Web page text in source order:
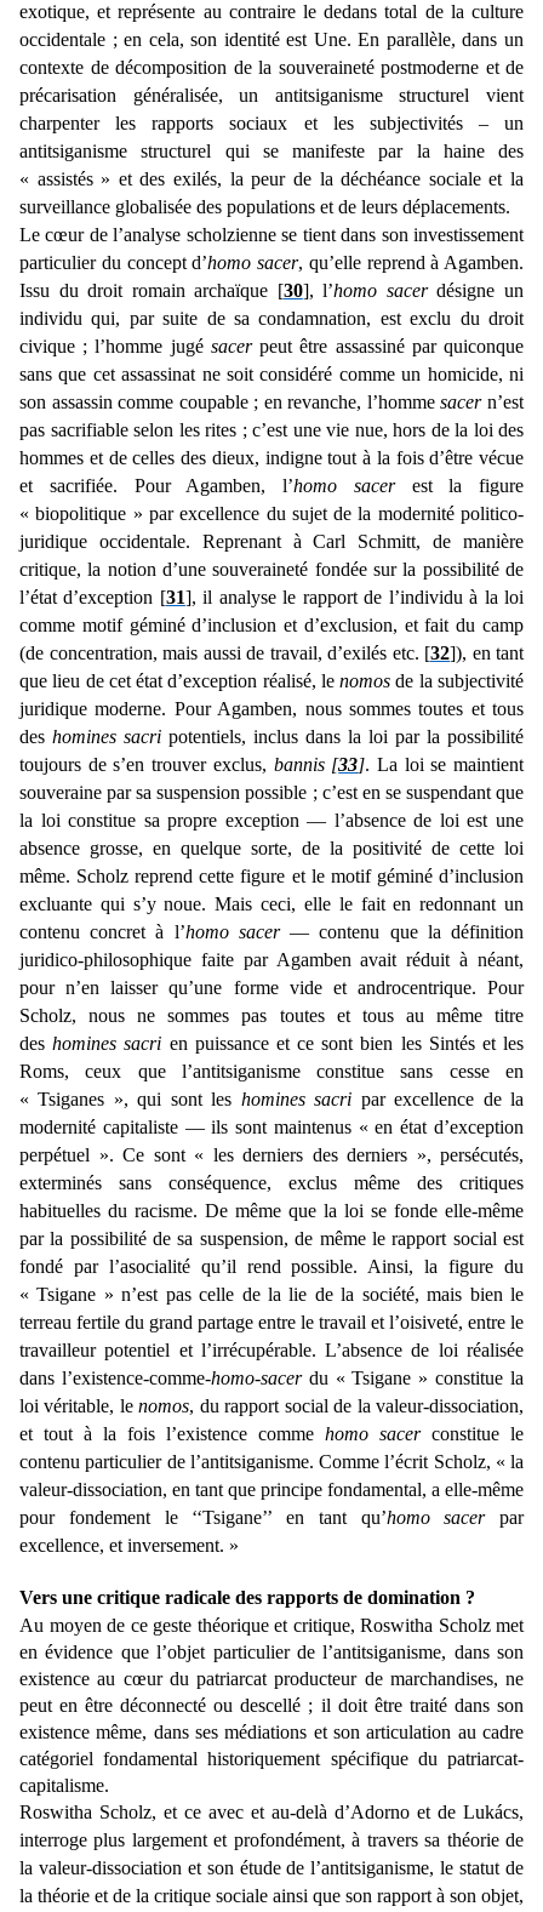
exotique, et représente au contraire le dedans total de la culture
occidentale ; en cela, son identité est Une. En parallèle, dans un
contexte de décomposition de la souveraineté postmoderne et de
précarisation généralisée, un antitsiganisme structurel vient
charpenter les rapports sociaux et les subjectivités – un
antitsiganisme structurel qui se manifeste par la haine des
« assistés » et des exilés, la peur de la déchéance sociale et la
surveillance globalisée des populations et de leurs déplacements.
Le cœur de l’analyse scholzienne se tient dans son investissement
particulier du concept d’homo sacer, qu’elle reprend à Agamben.
Issu du droit romain archaïque [30], l’homo sacerdésigne un
individu qui, par suite de sa condamnation, est exclu du droit
civique ; l’homme jugé sacerpeut être assassiné par quiconque
sans que cet assassinat ne soit considéré comme un homicide, ni
son assassin comme coupable ; en revanche, l’hommesacern’est
pas sacrifiable selon les rites ; c’est une vie nue, hors de la loi des
hommes et de celles des dieux, indigne tout à la fois d’être vécue
et sacrifiée. Pour Agamben, l’homo sacerest la figure
« biopolitique » par excellence du sujet de la modernité politico-
juridique occidentale. Reprenant à Carl Schmitt, de manière
critique, la notion d’une souveraineté fondée sur la possibilité de
l’état d’exception [31], il analyse le rapport de l’individu à la loi
comme motif géminé d’inclusion et d’exclusion, et fait du camp
(de concentration, mais aussi de travail, d’exilés etc. [32]), en tant
que lieu de cet état d’exception réalisé, lenomosde la subjectivité
juridique moderne. Pour Agamben, nous sommes toutes et tous
des homines sacri potentiels, inclus dans la loi par la possibilité
toujours de s’en trouver exclus, bannis [33]. La loi se maintient
souveraine par sa suspension possible ; c’est en se suspendant que
la loi constitue sa propre exception — l’absence de loi est une
absence grosse, en quelque sorte, de la positivité de cette loi
même. Scholz reprend cette figure et le motif géminé d’inclusion
excluante qui s’y noue. Mais ceci, elle le fait en redonnant un
contenu concret à l’homo sacer— contenu que la définition
juridico-philosophique faite par Agamben avait réduit à néant,
pour n’en laisser qu’une forme vide et androcentrique. Pour
Scholz, nous ne sommes pas toutes et tous au même titre
deshomines sacri en puissance et ce sont bien les Sintés et les
Roms, ceux que l’antitsiganisme constitue sans cesse en
« Tsiganes », qui sont les homines sacri par excellence de la
modernité capitaliste — ils sont maintenus « en état d’exception
perpétuel ». Ce sont « les derniers des derniers », persécutés,
exterminés sans conséquence, exclus même des critiques
habituelles du racisme. De même que la loi se fonde elle-même
par la possibilité de sa suspension, de même le rapport social est
fondé par l’asocialité qu’il rend possible. Ainsi, la figure du
« Tsigane » n’est pas celle de la lie de la société, mais bien le
terreau fertile du grand partage entre le travail et l’oisiveté, entre le
travailleur potentiel et l’irrécupérable. L’absence de loi réalisée
dans l’existence-comme-homo-sacerdu « Tsigane » constitue la
loi véritable, lenomos, du rapport social de la valeur-dissociation,
et tout à la fois l’existence comme homo sacerconstitue le
contenu particulier de l’antitsiganisme. Comme l’écrit Scholz, « la
valeur-dissociation, en tant que principe fondamental, a elle-même
pour fondement le ‘‘Tsigane’’ en tant qu’homo sacer par
excellence, et inversement. »
Vers une critique radicale des rapports de domination ?
Au moyen de ce geste théorique et critique, Roswitha Scholz met
en évidence que l’objet particulier de l’antitsiganisme, dans son
existence au cœur du patriarcat producteur de marchandises, ne
peut en être déconnecté ou descellé ; il doit être traité dans son
existence même, dans ses médiations et son articulation au cadre
catégoriel fondamental historiquement spécifique du patriarcat-
capitalisme.
Roswitha Scholz, et ce avec et au-delà d’Adorno et de Lukács,
interroge plus largement et profondément, à travers sa théorie de
la valeur-dissociation et son étude de l’antitsiganisme, le statut de
la théorie et de la critique sociale ainsi que son rapport à son objet,